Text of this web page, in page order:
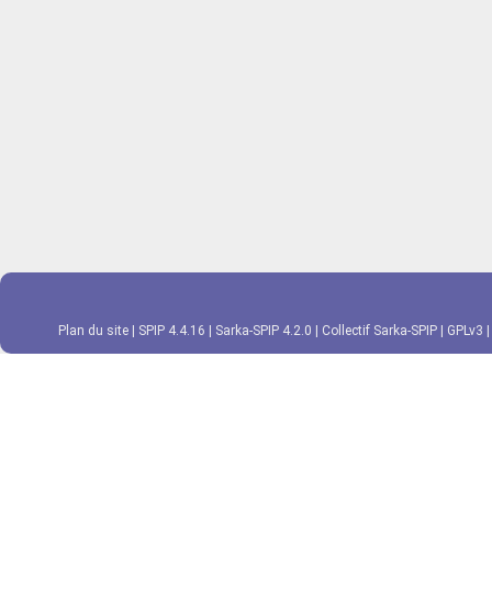
Plan du site SPIP 4.4.16 Sarka-SPIP 4.2.0 Collectif Sarka-SPIP GPLv3